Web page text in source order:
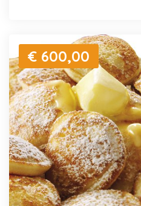
€ 600,00